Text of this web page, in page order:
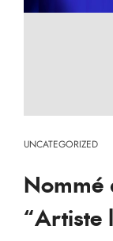
UNCATEGORIZED
Nommé
“Artiste